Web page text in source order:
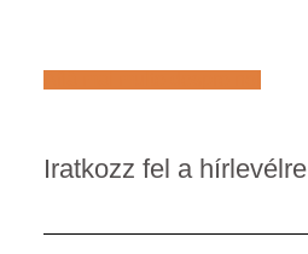
Iratkozz fel a hírlevélre